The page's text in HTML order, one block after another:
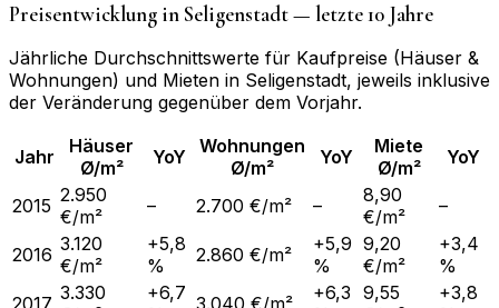
Preisentwicklung in Seligenstadt— letzte 10 Jahre
Jährliche Durchschnittswerte für Kaufpreise (Häuser &
Wohnungen) und Mieten in Seligenstadt, jeweils inklusive
der Veränderung gegenüber dem Vorjahr.
Jahr
Häuser
Ø/m²
YoY
Wohnungen
Ø/m²
YoY
Miete
Ø/m²
YoY
2015 2.950
€/m²
– 2.700 €/m² –
8,90
€/m²
–
2016 3.120
€/m²
+5,8
%
2.860 €/m²
+5,9
%
9,20
€/m²
+3,4
%
3.330
+6,7
+6,3 9,55
+3,8